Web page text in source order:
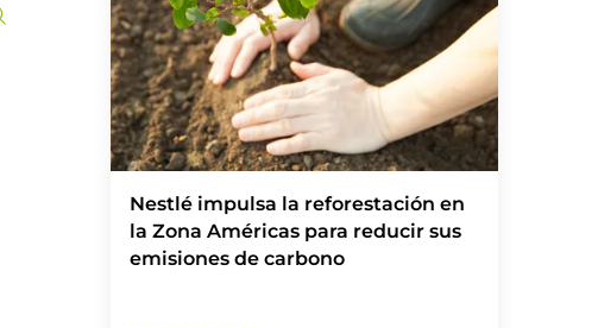
Nestlé impulsa la reforestación en
la Zona Américas para reducir sus
emisiones de carbono